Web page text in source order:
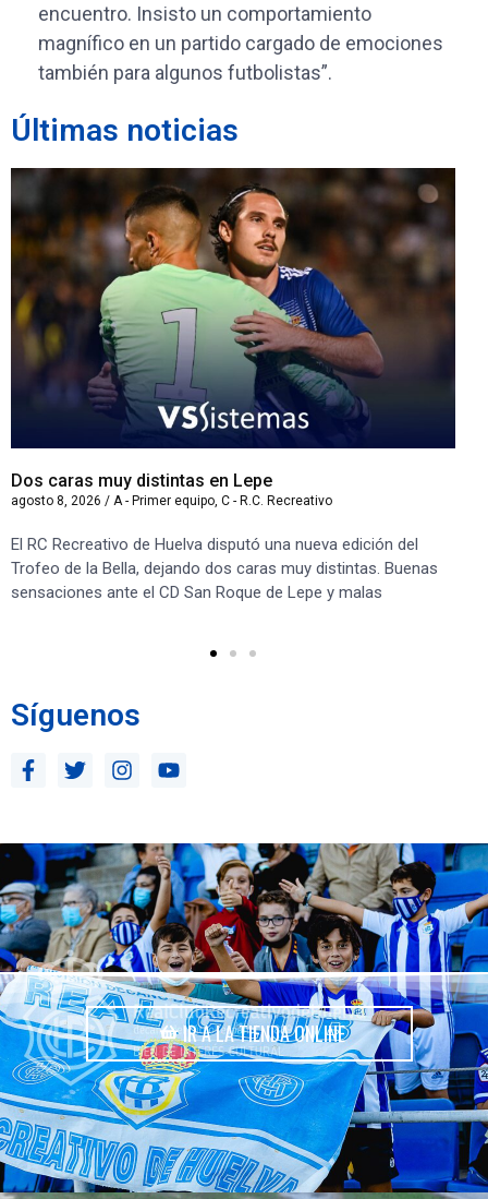
encuentro. Insisto un comportamiento
magnífico en un partido cargado de emociones
también para algunos futbolistas”.
Últimas noticias
Dos caras muy distintas en Lepe
agosto 8, 2026 / A - Primer equipo C - R.C. Recreativo
El RC Recreativo de Huelva disputó una nueva edición del
Trofeo de la Bella, dejando dos caras muy distintas. Buenas
sensaciones ante el CD San Roque de Lepe y malas
Síguenos
IR A LA TIENDA ONLINE